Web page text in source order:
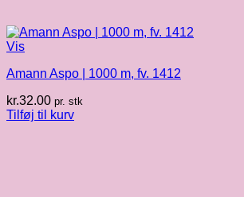
Vis
Amann Aspo | 1000 m, fv. 1412
kr.32.00 pr. stk
Tilføj til kurv